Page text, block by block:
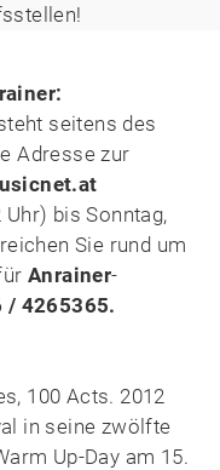
seitens des
Adresse zur
bis Sonntag,
Sie rund um
Anrainer-
/ 4265365.
100 Acts. 2012
in seine zwölfte
Up-Day am 15.